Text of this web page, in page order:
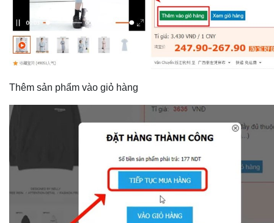
Thêm sản phẩm vào giỏ hàng